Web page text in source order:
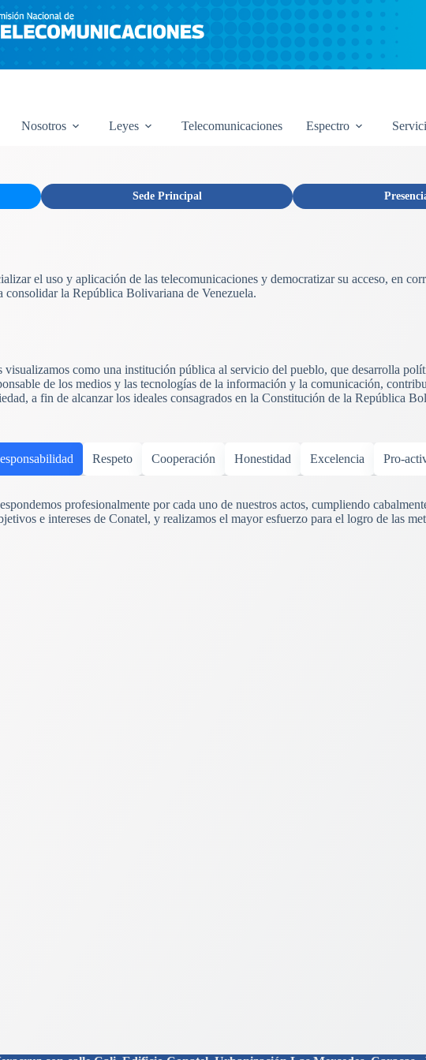
Nosotros Leyes Telecomunicaciones Espectro
Sede Principal
el uso y aplicación de las telecomunicaciones y democratizar su acceso, en
consolidar la República Bolivariana de Venezuela.
visualizamos como una institución pública al servicio del pueblo, que desarrolla
de los medios y las tecnologías de la información y la comunicación,
a fin de alcanzar los ideales consagrados en la Constitución de la República
Respeto Cooperación Honestidad Excelencia Pro-
profesionalmente por cada uno de nuestros actos, cumpliendo
e intereses de Conatel, y realizamos el mayor esfuerzo para el logro de las